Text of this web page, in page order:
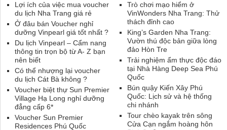
Trò chơi mạo hiểm ở
VinWonders Nha Trang: Thử
thách đỉnh cao
King’s Garden Nha Trang:
Vườn thú độc bản giữa lòng
đảo Hòn Tre
Trải nghiệm ẩm thực độc đáo
tại Nhà Hàng Deep Sea Phú
Quốc
Bún quậy Kiến Xây Phú
Quốc: Lịch sử và hệ thống
chi nhánh
Tour chèo kayak trên sông
Cửa Cạn ngắm hoàng hôn
Lợi ích của việc mua voucher
du lịch Nha Trang giá rẻ
Ở đâu bán Voucher nghỉ
dưỡng Vinpearl giá tốt nhất ?
Du lịch Vinpearl – Cẩm nang
thông tin trọn bộ từ A- Z bạn
nên biết
Có thể nhượng lại voucher
du lịch Cát Bà không ?
Voucher biệt thự Sun Premier
Village Hạ Long nghỉ dưỡng
đẳng cấp 6*
Voucher Sun Premier
Residences Phú Quốc